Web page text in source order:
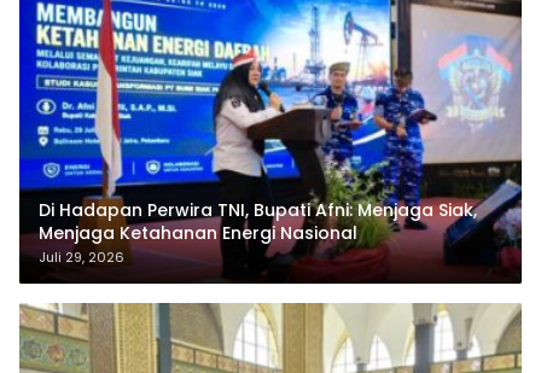
Di Hadapan Perwira TNI, Bupati Afni: Menjaga Siak,
Menjaga Ketahanan Energi Nasional
Juli 29, 2026